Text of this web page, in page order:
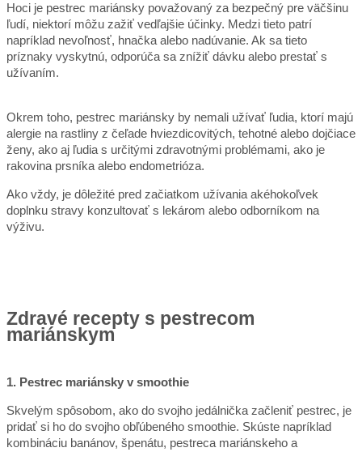
Hoci je pestrec mariánsky považovaný za bezpečný pre väčšinu
ľudí, niektorí môžu zažiť vedľajšie účinky. Medzi tieto patrí
napríklad nevoľnosť, hnačka alebo nadúvanie. Ak sa tieto
príznaky vyskytnú, odporúča sa znížiť dávku alebo prestať s
užívaním.
Okrem toho, pestrec mariánsky by nemali užívať ľudia, ktorí majú
alergie na rastliny z čeľade hviezdicovitých, tehotné alebo dojčiace
ženy, ako aj ľudia s určitými zdravotnými problémami, ako je
rakovina prsníka alebo endometrióza.
Ako vždy, je dôležité pred začiatkom užívania akéhokoľvek
doplnku stravy konzultovať s lekárom alebo odborníkom na
výživu.
Zdravé recepty s pestrecom
mariánskym
1. Pestrec mariánsky v smoothie
Skvelým spôsobom, ako do svojho jedálnička začleniť pestrec, je
pridať si ho do svojho obľúbeného smoothie. Skúste napríklad
kombináciu banánov, špenátu, pestreca mariánskeho a